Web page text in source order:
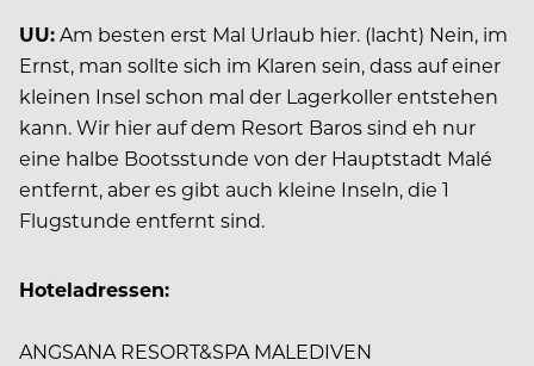
UU:Am besten erst Mal Urlaub hier. (lacht) Nein, im
Ernst, man sollte sich im Klaren sein, dass auf einer
kleinen Insel schon mal der Lagerkoller entstehen
kann. Wir hier auf dem Resort Baros sind eh nur
eine halbe Bootsstunde von der Hauptstadt Malé
entfernt, aber es gibt auch kleine Inseln, die 1
Flugstunde entfernt sind.
Hoteladressen:
ANGSANA RESORT&SPA MALEDIVEN